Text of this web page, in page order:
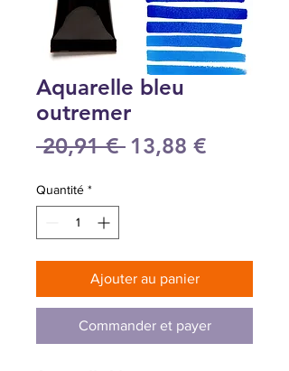
Aquarelle bleu
outremer
20,91 € Prix
13,88 €
Quantité *
Ajouter au panier
Commander et payer